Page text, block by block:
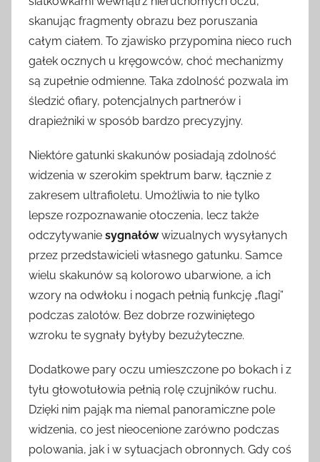
skanując fragmenty obrazu bez poruszania
całym ciałem. To zjawisko przypomina nieco ruch
gałek ocznych u kręgowców, choć mechanizmy
są zupełnie odmienne. Taka zdolność pozwala im
śledzić ofiary, potencjalnych partnerów i
drapieżniki w sposób bardzo precyzyjny.
Niektóre gatunki skakunów posiadają zdolność
widzenia w szerokim spektrum barw, łącznie z
zakresem ultrafioletu. Umożliwia to nie tylko
lepsze rozpoznawanie otoczenia, lecz także
odczytywanie sygnałówwizualnych wysyłanych
przez przedstawicieli własnego gatunku. Samce
wielu skakunów są kolorowo ubarwione, a ich
wzory na odwłoku i nogach pełnią funkcję „flagi”
podczas zalotów. Bez dobrze rozwiniętego
wzroku te sygnały byłyby bezużyteczne.
Dodatkowe pary oczu umieszczone po bokach i z
tyłu głowotułowia pełnią rolę czujników ruchu.
Dzięki nim pająk ma niemal panoramiczne pole
widzenia, co jest nieocenione zarówno podczas
polowania, jak i w sytuacjach obronnych. Gdy coś